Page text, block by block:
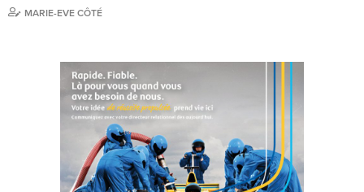
MARIE-EVE CÔTÉ